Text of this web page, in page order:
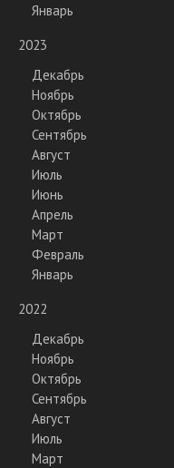
Январь
2023
Декабрь
Ноябрь
Октябрь
Сентябрь
Август
Июль
Июнь
Апрель
Март
Февраль
Январь
2022
Декабрь
Ноябрь
Октябрь
Сентябрь
Август
Июль
Март